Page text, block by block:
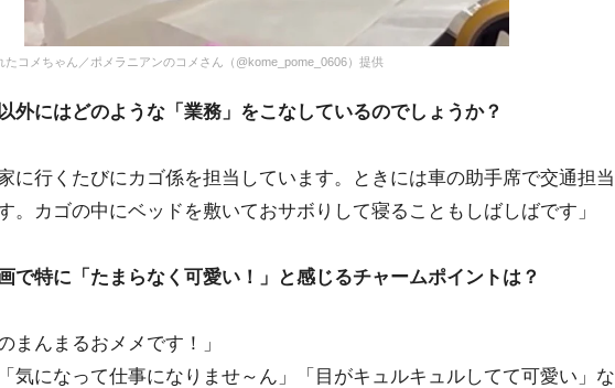
たコメちゃん／ポメラニアンのコメさん（@kome_pome_0606）提供
にはどのような「業務」をこなしているのでしょうか？
家に行くたびにカゴ係を担当しています。ときには車の助手席で交通担当
。カゴの中にベッドを敷いておサボりして寝ることもしばしばです」
特に「たまらなく可愛い！」と感じるチャームポイントは？
まんまるおメメです！」
気になって仕事になりませ～ん」「目がキュルキュルしてて可愛い」な